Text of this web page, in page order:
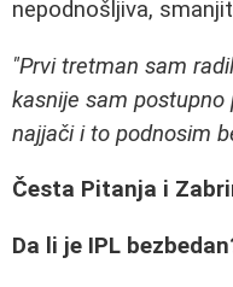
nepodnošljiva,
"Prvi tretman sam
kasnije sam postupno
najjači i to podnosim
Česta Pitanja i
Da li je IPL